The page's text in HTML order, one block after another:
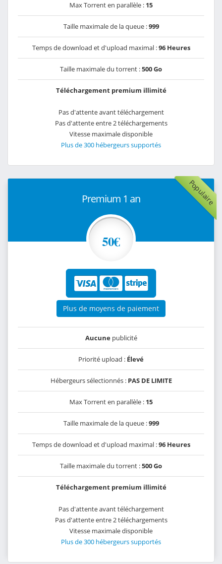
Max Torrent en parallèle : 15
Taille maximale de la queue :999
Temps de download et d'upload maximal :96 Heures
Taille maximale du torrent :500 Go
Téléchargement premium illimité
Pas d'attente avant téléchargement
Pas d'attente entre 2 téléchargements
Vitesse maximale disponible
Plus de 300 hébergeurs supportés
Populaire
Premium 1 an
50€
Plus de moyens de paiement
Aucunepublicité
Priorité upload : Élevé
Hébergeurs sélectionnés : PAS DE LIMITE
Max Torrent en parallèle : 15
Taille maximale de la queue :999
Temps de download et d'upload maximal :96 Heures
Taille maximale du torrent :500 Go
Téléchargement premium illimité
Pas d'attente avant téléchargement
Pas d'attente entre 2 téléchargements
Vitesse maximale disponible
Plus de 300 hébergeurs supportés